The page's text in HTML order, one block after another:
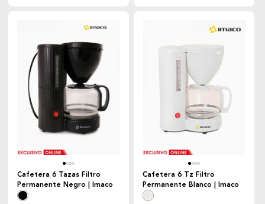
Cafetera 6 Tazas Filtro
Permanente Negro | Imaco
Cafetera 6 Tz Filtro
Permanente Blanco | Imaco